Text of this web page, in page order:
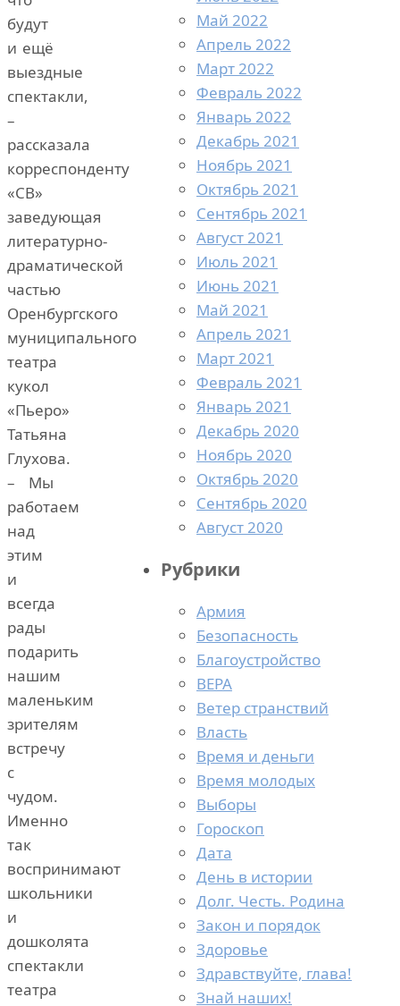
будут
и ещё
выездные
спектакли,
–
рассказала
корреспонденту
«СВ»
заведующая
литературно-
драматической
частью
Оренбургского
муниципального
театра
кукол
«Пьеро»
Татьяна
Глухова.
– Мы
работаем
над
этим
и
всегда
рады
подарить
нашим
маленьким
зрителям
встречу
с
чудом.
Именно
так
воспринимают
школьники
и
дошколята
спектакли
театра
Май 2022
Апрель 2022
Март 2022
Февраль 2022
Январь 2022
Декабрь 2021
Ноябрь 2021
Октябрь 2021
Сентябрь 2021
Август 2021
Июль 2021
Июнь 2021
Май 2021
Апрель 2021
Март 2021
Февраль 2021
Январь 2021
Декабрь 2020
Ноябрь 2020
Октябрь 2020
Сентябрь 2020
Август 2020
Рубрики
Армия
Безопасность
Благоустройство
ВЕРА
Ветер странствий
Власть
Время и деньги
Время молодых
Выборы
Гороскоп
Дата
День в истории
Долг. Честь. Родина
Закон и порядок
Здоровье
Здравствуйте, глава!
Знай наших!